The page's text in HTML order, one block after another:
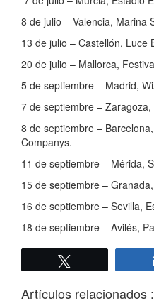
8 de julio – Valencia, Marina
13 de julio – Castellón, Luce
20 de julio – Mallorca,
5 de septiembre – Madrid,
7 de septiembre –
8 de septiembre –
Companys.
11 de septiembre – Mérida,
15 de septiembre –
16 de septiembre – Sevilla,
18 de septiembre – Avilés,
Artículos relacionados :